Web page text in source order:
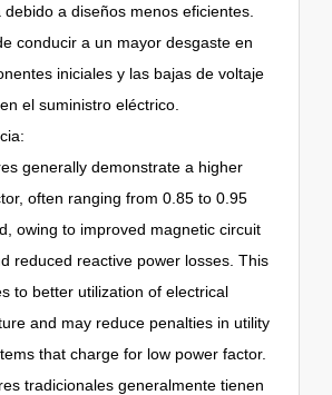
debido a diseños menos eficientes.
conducir a un mayor desgaste en
iniciales y las bajas de voltaje
el suministro eléctrico.
generally demonstrate a higher
often ranging from 0.85 to 0.95
owing to improved magnetic circuit
reduced reactive power losses. This
to better utilization of electrical
and may reduce penalties in utility
that charge for low power factor.
tradicionales generalmente tienen